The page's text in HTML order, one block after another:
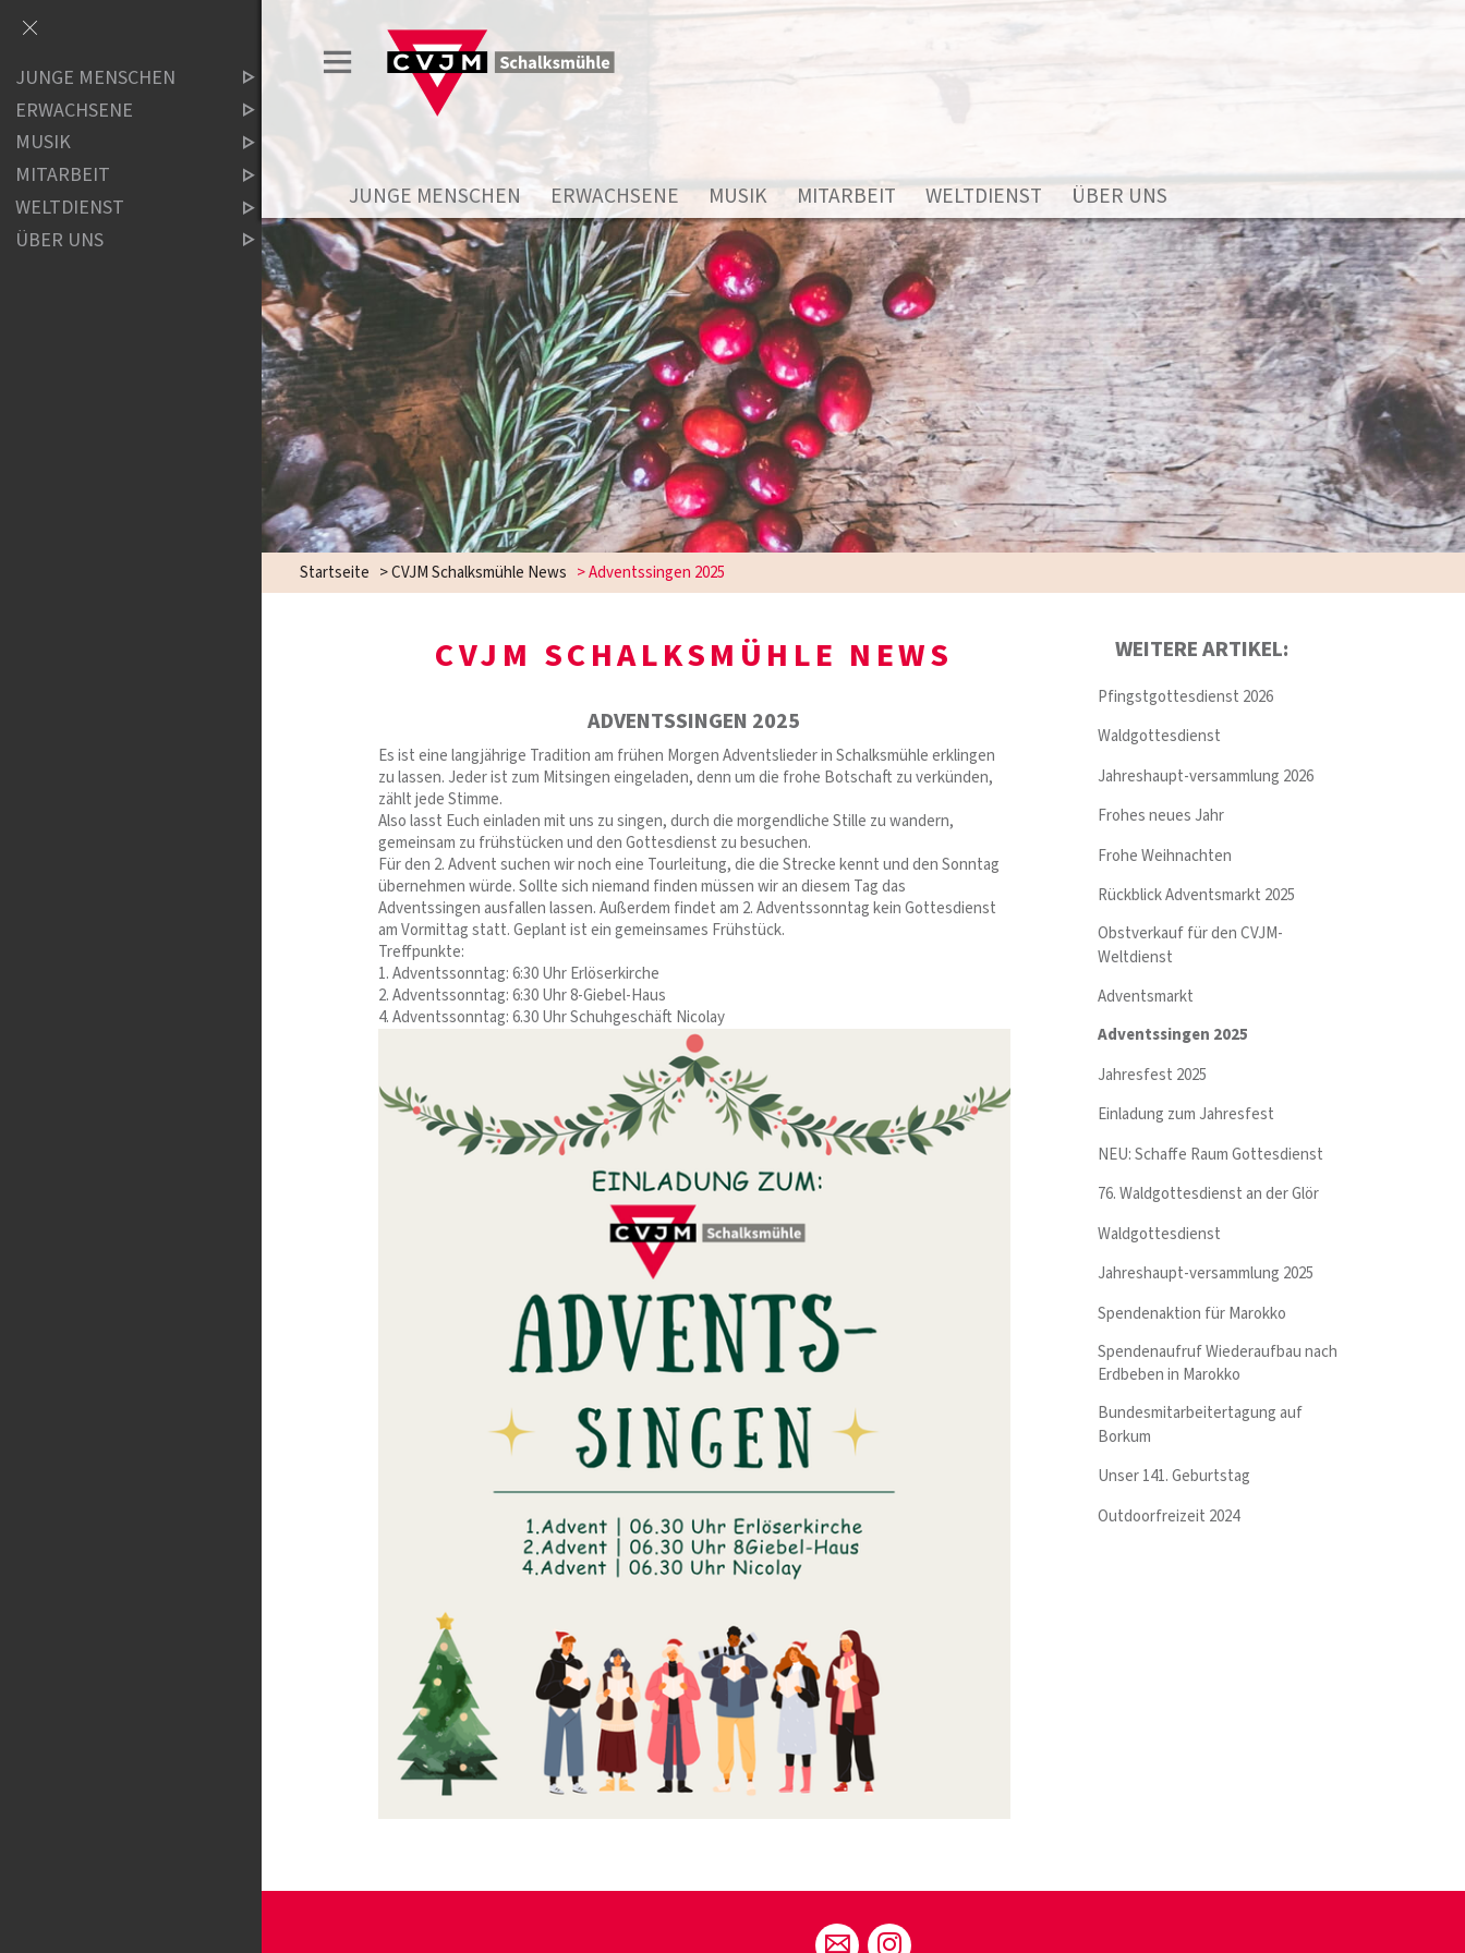
JUNGE MENSCHEN ERWACHSENE MUSIK MITARBEIT WELTDIENST ÜBER UNS
Startseite >CVJM Schalksmühle News >Adventssingen 2025
CVJM SCHALKSMÜHLE NEWS
ADVENTSSINGEN 2025
Es ist eine langjährige Tradition am frühen Morgen Adventslieder in Schalksmühle erklingen
zu lassen. Jeder ist zum Mitsingen eingeladen, denn um die frohe Botschaft zu verkünden,
zählt jede Stimme.
Also lasst Euch einladen mit uns zu singen, durch die morgendliche Stille zu wandern,
gemeinsam zu frühstücken und den Gottesdienst zu besuchen.
Für den 2. Advent suchen wir noch eine Tourleitung, die die Strecke kennt und den Sonntag
übernehmen würde. Sollte sich niemand finden müssen wir an diesem Tag das
Adventssingen ausfallen lassen. Außerdem findet am 2. Adventssonntag kein Gottesdienst
am Vormittag statt. Geplant ist ein gemeinsames Frühstück.
Treffpunkte:
1. Adventssonntag: 6:30 Uhr Erlöserkirche
2. Adventssonntag: 6:30 Uhr 8-Giebel-Haus
4. Adventssonntag: 6.30 Uhr Schuhgeschäft Nicolay
WEITERE ARTIKEL:
Pfingstgottesdienst 2026
Waldgottesdienst
Jahreshaupt-versammlung 2026
Frohes neues Jahr
Frohe Weihnachten
Rückblick Adventsmarkt 2025
Obstverkauf für den CVJM-
Weltdienst
Adventsmarkt
Adventssingen 2025
Jahresfest 2025
Einladung zum Jahresfest
NEU: Schaffe Raum Gottesdienst
76. Waldgottesdienst an der Glör
Waldgottesdienst
Jahreshaupt-versammlung 2025
Spendenaktion für Marokko
Spendenaufruf Wiederaufbau nach
Erdbeben in Marokko
Bundesmitarbeitertagung auf
Borkum
Unser 141. Geburtstag
Outdoorfreizeit 2024
JUNGE MENSCHEN
ERWACHSENE
MUSIK
MITARBEIT
WELTDIENST
ÜBER UNS